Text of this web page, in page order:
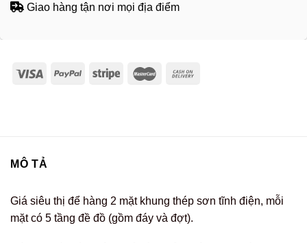
Giao hàng tận nơi mọi địa điểm
MÔ TẢ
Giá siêu thị để hàng 2 mặt khung thép sơn tĩnh điện, mỗi
mặt có 5 tầng đề đồ (gồm đáy và đợt).